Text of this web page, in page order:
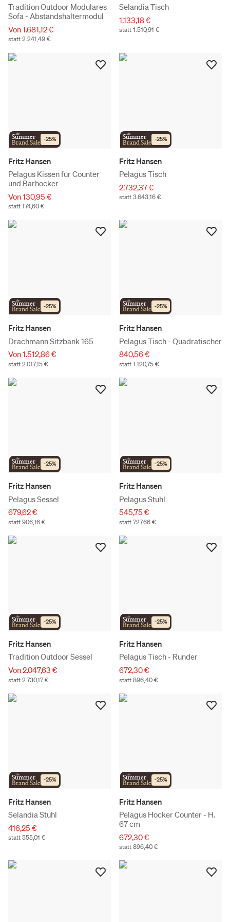
Tradition Outdoor Modulares
Sofa - Abstandshaltermodul
Von 1.681,12 €
statt 2.241,49 €
Selandia Tisch
1.133,18 €
statt 1.510,91 €
the
Summer
Brand Sale -25%
Fritz Hansen
Pelagus Kissen für Counter
und Barhocker
Von 130,95 €
statt 174,60 €
the
Summer
Brand Sale -25%
Fritz Hansen
Pelagus Tisch
2.732,37 €
statt 3.643,16 €
the
Summer
Brand Sale -25%
Fritz Hansen
Drachmann Sitzbank 165
Von 1.512,86 €
statt 2.017,15 €
the
Summer
Brand Sale -25%
Fritz Hansen
Pelagus Tisch - Quadratischer
840,56 €
statt 1.120,75 €
the
Summer
Brand Sale -25%
Fritz Hansen
Pelagus Sessel
679,62 €
statt 906,16 €
the
Summer
Brand Sale -25%
Fritz Hansen
Pelagus Stuhl
545,75 €
statt 727,66 €
the
Summer
Brand Sale -25%
Fritz Hansen
Tradition Outdoor Sessel
Von 2.047,63 €
statt 2.730,17 €
the
Summer
Brand Sale -25%
Fritz Hansen
Pelagus Tisch - Runder
672,30 €
statt 896,40 €
the
Summer
Brand Sale -25%
Fritz Hansen
Selandia Stuhl
416,25 €
statt 555,01 €
the
Summer
Brand Sale -25%
Fritz Hansen
Pelagus Hocker Counter - H.
67 cm
672,30 €
statt 896,40 €